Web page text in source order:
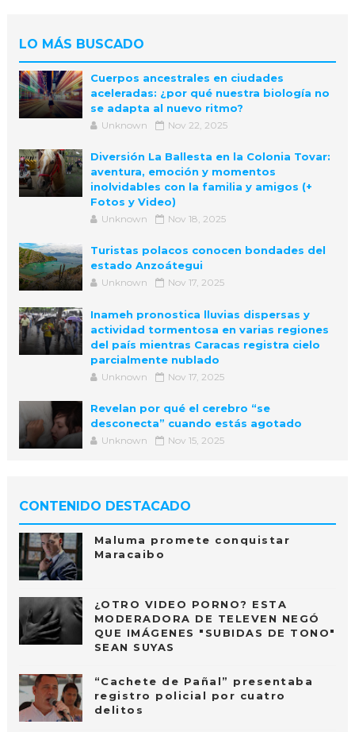
LO MÁS BUSCADO
Cuerpos ancestrales en ciudades
aceleradas: ¿por qué nuestra biología no
se adapta al nuevo ritmo?
Unknown Nov 22, 2025
Diversión La Ballesta en la Colonia Tovar:
aventura, emoción y momentos
inolvidables con la familia y amigos (+
Fotos y Video)
Unknown Nov 18, 2025
Turistas polacos conocen bondades del
estado Anzoátegui
Unknown Nov 17, 2025
Inameh pronostica lluvias dispersas y
actividad tormentosa en varias regiones
del país mientras Caracas registra cielo
parcialmente nublado
Unknown Nov 17, 2025
Revelan por qué el cerebro “se
desconecta” cuando estás agotado
Unknown Nov 15, 2025
CONTENIDO DESTACADO
Maluma promete conquistar
Maracaibo
¿OTRO VIDEO PORNO? ESTA
MODERADORA DE TELEVEN NEGÓ
QUE IMÁGENES "SUBIDAS DE TONO"
SEAN SUYAS
“Cachete de Pañal” presentaba
registro policial por cuatro
delitos